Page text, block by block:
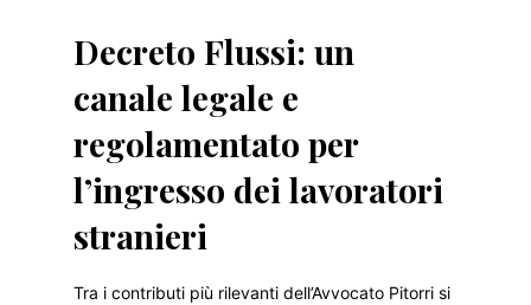
Decreto Flussi: un
canale legale e
regolamentato per
l’ingresso dei lavoratori
stranieri
Tra i contributi più rilevanti dell’Avvocato Pitorri si